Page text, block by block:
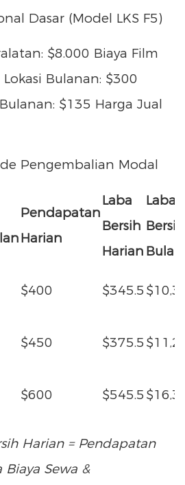
Dasar (Model LKS F5)
$8.000 Biaya Film
Bulanan: $300
$135 Harga Jual
Pengembalian Modal
Pendapatan
Harian
Laba
Bersih
Harian
Laba
Bersih
$400 $345.5
$450 $375.5
$600 $545.5
Harian = Pendapatan
Biaya Sewa &